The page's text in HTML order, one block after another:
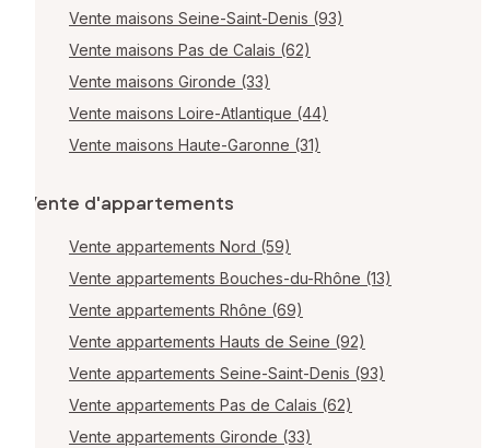
Vente maisons Seine-Saint-Denis (93)
Vente maisons Pas de Calais (62)
Vente maisons Gironde (33)
Vente maisons Loire-Atlantique (44)
Vente maisons Haute-Garonne (31)
Vente d'appartements
Vente appartements Nord (59)
Vente appartements Bouches-du-Rhône (13)
Vente appartements Rhône (69)
Vente appartements Hauts de Seine (92)
Vente appartements Seine-Saint-Denis (93)
Vente appartements Pas de Calais (62)
Vente appartements Gironde (33)